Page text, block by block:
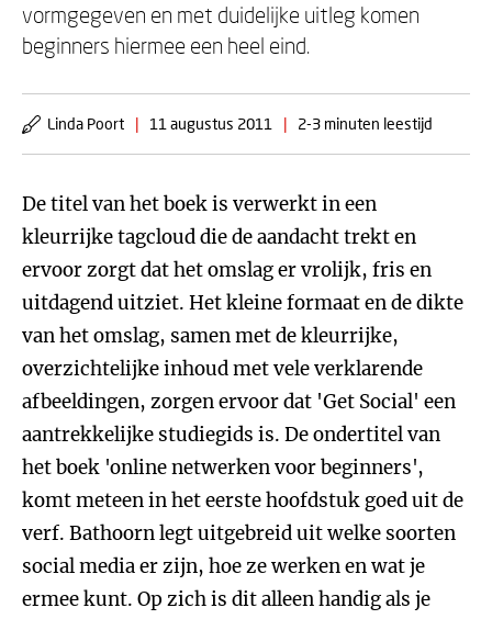
vormgegeven en met duidelijke uitleg komen
beginners hiermee een heel eind.
Linda Poort | 11 augustus 2011 | 2-3 minuten leestijd
De titel van het boek is verwerkt in een
kleurrijke tagcloud die de aandacht trekt en
ervoor zorgt dat het omslag er vrolijk, fris en
uitdagend uitziet. Het kleine formaat en de dikte
van het omslag, samen met de kleurrijke,
overzichtelijke inhoud met vele verklarende
afbeeldingen, zorgen ervoor dat 'Get Social' een
aantrekkelijke studiegids is. De ondertitel van
het boek 'online netwerken voor beginners',
komt meteen in het eerste hoofdstuk goed uit de
verf. Bathoorn legt uitgebreid uit welke soorten
social media er zijn, hoe ze werken en wat je
ermee kunt. Op zich is dit alleen handig als je